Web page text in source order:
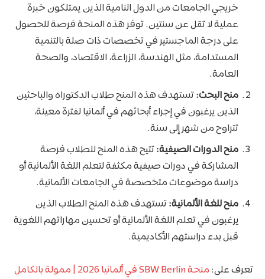
خريجي الجامعات من الدول النامية الذين يمتلكون خبرة
عملية لا تقل عن سنتين. توفر هذه المنحة فرصة للحصول
على درجة الماجستير في تخصصات ذات صلة بالتنمية
المستدامة، مثل الهندسة، الزراعة، الاقتصاد، والصحة
العامة.
منح البحث:تستهدف هذه المنح طلاب الدكتوراه والباحثين
الذين يرغبون في إجراء أبحاثهم في ألمانيا لفترة معينة،
تتراوح من شهر إلى سنة.
منح الدورات الصيفية:تتيح هذه المنح للطلاب فرصة
المشاركة في دورات صيفية مكثفة لتعلم اللغة الألمانية أو
دراسة موضوعات متخصصة في الجامعات الألمانية.
منح للغة الألمانية:تستهدف هذه المنح الطلاب الذين
يرغبون في تعلم اللغة الألمانية أو تحسين مهاراتهم اللغوية
قبل بدء دراستهم الأكاديمية.
تعرف على: منحة SBW Berlin في ألمانيا 2026 | ممولة بالكامل